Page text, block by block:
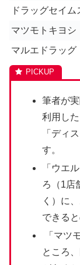
ドラッグセイム
マツモトキヨシ
マルエドラッグ
筆者が
利用し
「 ディ
す。
「ウエ
ろ（1店
く）に
できる
「マツ
ところ